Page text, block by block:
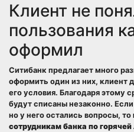
Клиент не
пользования
оформил
Ситибанк предлагает много
оформить один из них, клиент
его условия. Благодаря этому
будут списаны незаконно.
но у него остались вопросы, то
сотрудникам банка по горячей